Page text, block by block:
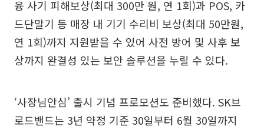
융 사기 피해보상(최대 300만 원, 연 1회)과 POS, 카
드단말기 등 매장 내 기기 수리비 보상(최대 50만원,
연 1회)까지 지원받을 수 있어 사전 방어 및 사후 보
상까지 완결성 있는 보안 솔루션을 누릴 수 있다.
‘사장님안심’ 출시 기념 프로모션도 준비했다. SK브
로드밴드는 3년 약정 기준 30일부터 6월 30일까지